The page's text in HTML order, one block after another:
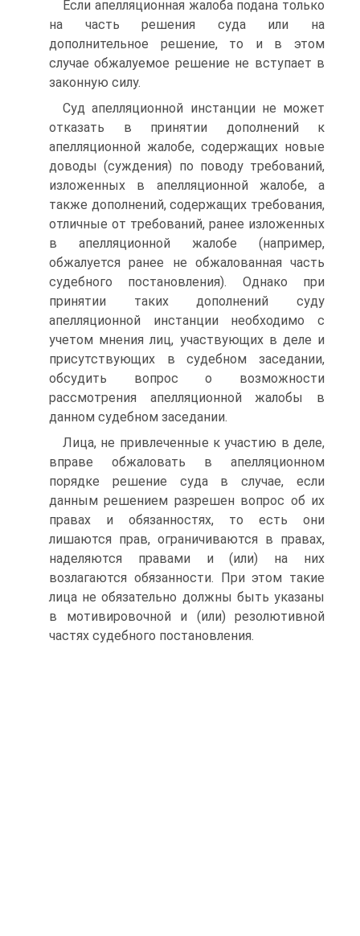
Если апелляционная жалоба подана только
на часть решения суда или на
дополнительное решение, то и в этом
случае обжалуемое решение не вступает в
законную силу.
Суд апелляционной инстанции не может
отказать в принятии дополнений к
апелляционной жалобе, содержащих новые
доводы (суждения) по поводу требований,
изложенных в апелляционной жалобе, а
также дополнений, содержащих требования,
отличные от требований, ранее изложенных
в апелляционной жалобе (например,
обжалуется ранее не обжалованная часть
судебного постановления). Однако при
принятии таких дополнений суду
апелляционной инстанции необходимо с
учетом мнения лиц, участвующих в деле и
присутствующих в судебном заседании,
обсудить вопрос о возможности
рассмотрения апелляционной жалобы в
данном судебном заседании.
Лица, не привлеченные к участию в деле,
вправе обжаловать в апелляционном
порядке решение суда в случае, если
данным решением разрешен вопрос об их
правах и обязанностях, то есть они
лишаются прав, ограничиваются в правах,
наделяются правами и (или) на них
возлагаются обязанности. При этом такие
лица не обязательно должны быть указаны
в мотивировочной и (или) резолютивной
частях судебного постановления.